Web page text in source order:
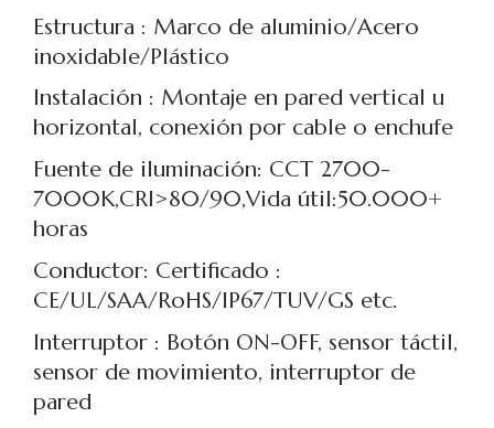
Estructura : Marco de aluminio/Acero
inoxidable/Plástico
Instalación : Montaje en pared vertical u
horizontal, conexión por cable o enchufe
Fuente de iluminación: CCT 2700-
7000K,CRI>80/90,Vida útil:50.000+
horas
Conductor: Certificado :
CE/UL/SAA/RoHS/IP67/TUV/GS etc.
Interruptor : Botón ON-OFF, sensor táctil,
sensor de movimiento, interruptor de
pared